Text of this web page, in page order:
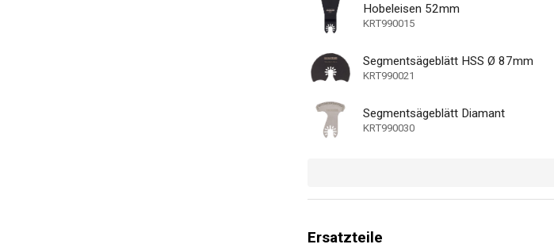
Hobeleisen 52mm
KRT990015
Segmentsägeblätt HSS Ø 87mm
KRT990021
Segmentsägeblätt Diamant
KRT990030
Ersatzteile